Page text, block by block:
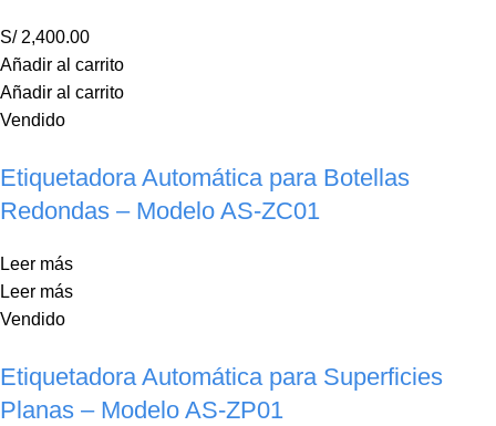
S/2,400.00
Añadir al carrito
Añadir al carrito
Vendido
Etiquetadora Automática para Botellas
Redondas – Modelo AS-ZC01
Leer más
Leer más
Vendido
Etiquetadora Automática para Superficies
Planas – Modelo AS-ZP01